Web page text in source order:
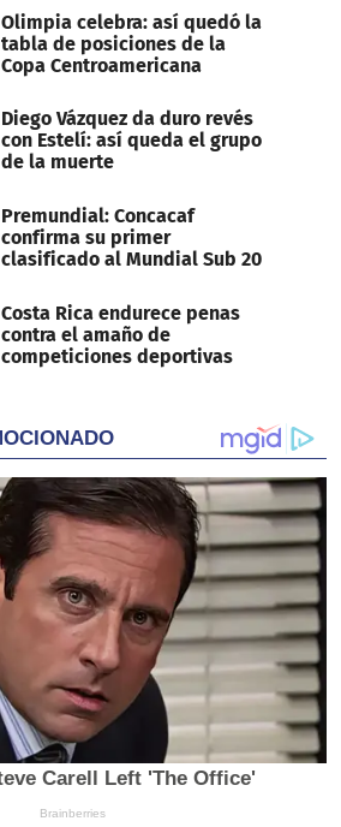
Olimpia celebra: así quedó la
tabla de posiciones de la
Copa Centroamericana
Diego Vázquez da duro revés
con Estelí: así queda el grupo
de la muerte
Premundial: Concacaf
confirma su primer
clasificado al Mundial Sub 20
Costa Rica endurece penas
contra el amaño de
competiciones deportivas